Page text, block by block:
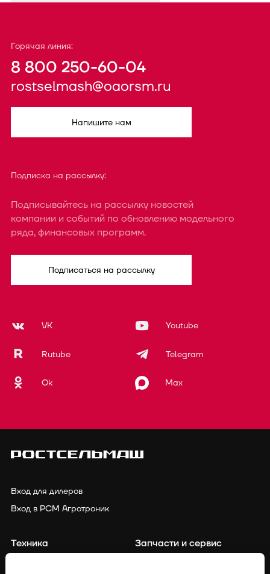
Горячая линия:
8 800 250-60-04
rostselmash@oaorsm.ru
Напишите нам
Подписка на рассылку:
Подписывайтесь на рассылку новостей
компании и событий по обновлению модельного
ряда, финансовых программ.
Подписаться на рассылку
VK Youtube
Rutube Telegram
Ok Max
Вход для дилеров
Вход в РСМ Агротроник
Техника
Запчасти и сервис